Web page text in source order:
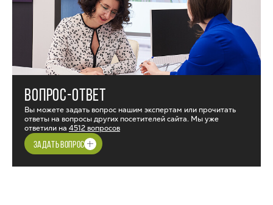
ВОПРОС-ОТВЕТ
Вы можете задать вопрос нашим экспертам или прочитать
ответы на вопросы других посетителей сайта. Мы уже
ответили на 4512 вопросов
ЗАДАТЬ ВОПРОС